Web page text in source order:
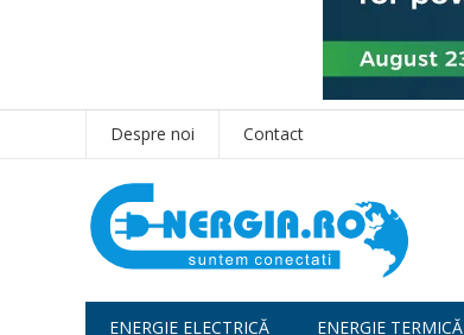
Despre noi Contact
ENERGIE ELECTRICĂ ENERGIE TERMICĂ